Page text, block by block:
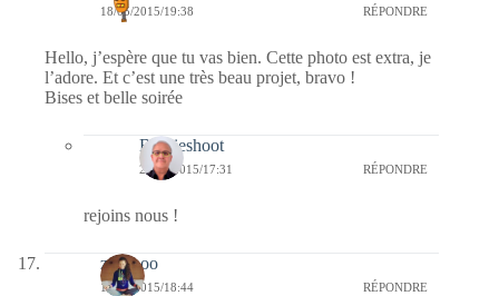
18/05/2015/19:38 RÉPONDRE
Hello, j’espère que tu vas bien. Cette photo est extra, je
l’adore. Et c’est une très beau projet, bravo !
Bises et belle soirée
Bernieshoot
24/05/2015/17:31 RÉPONDRE
rejoins nous !
zazaboo
18/05/2015/18:44 RÉPONDRE